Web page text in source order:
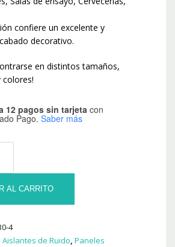
confiere un excelente y
decorativo.
en distintos tamaños,
colores!
12 pagos sin tarjeta con
Pago. Saber más
AL CARRITO
4
Aislantes de Ruido, Paneles